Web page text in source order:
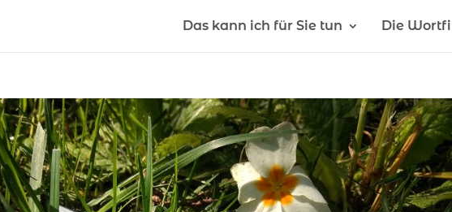
Das kann ich für Sie tun Die